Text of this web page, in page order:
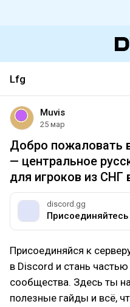
Lfg
Muvis
25 мар
Добро пожаловать
— центральное
для игроков из СНГ
discord.gg
Присоединяйся к
в Discord и стань частью
сообщества. Здесь ты
полезные гайды и всё,